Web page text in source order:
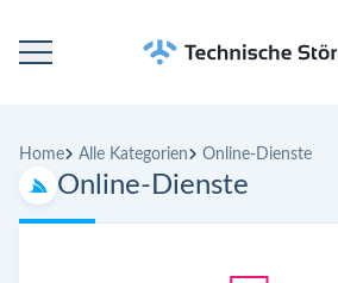
Kategorien
Home Alle Kategorien Online-Dienste
Online-Dienste